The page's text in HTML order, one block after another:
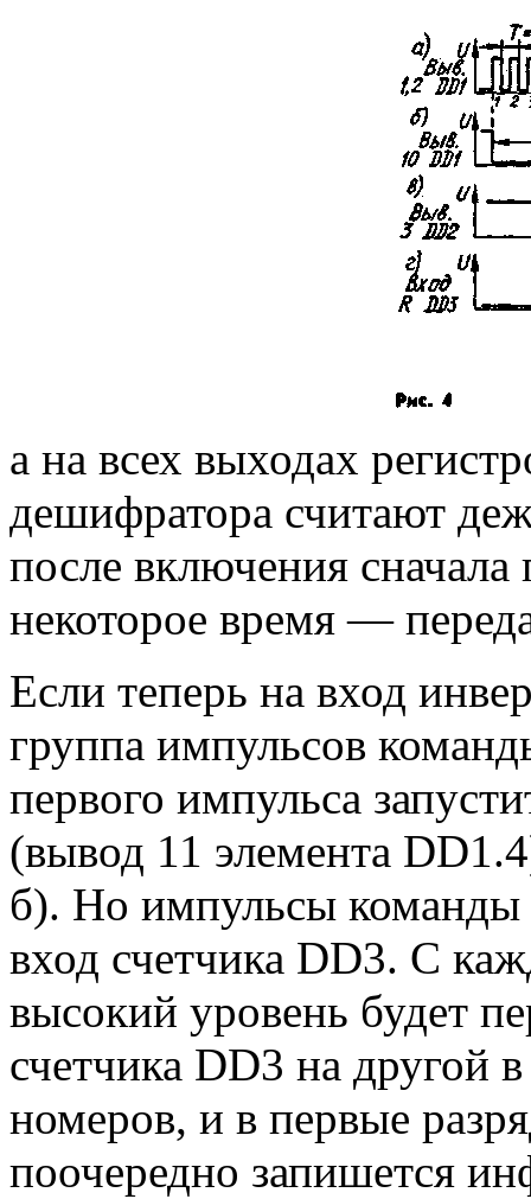
а на всех выходах
дешифратора считают
после включения
некоторое время —
Если теперь на вход
группа импульсов
первого импульса
(вывод 11 элемента
б). Но импульсы команды
вход счетчика DD3. С
высокий уровень будет
счетчика DD3 на другой
номеров, и в первые
поочередно запишется